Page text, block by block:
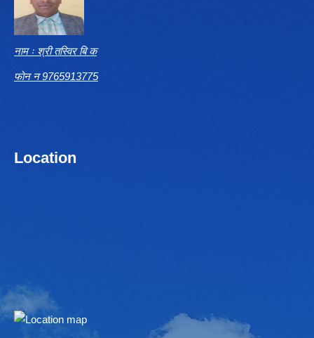
नाम ः श्री तस्विर बि क
फोन न 9765913775
Location
Embed Google Map